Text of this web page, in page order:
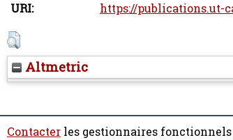
URI:
https://publications.ut-
Altmetric
Contacter les gestionnaires